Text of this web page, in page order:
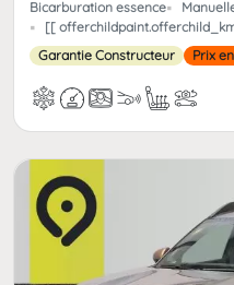
Bicarburation essence
[[
Garantie Constructeur
Prix